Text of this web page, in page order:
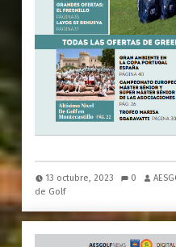
13 octubre, 2023 0
de Golf